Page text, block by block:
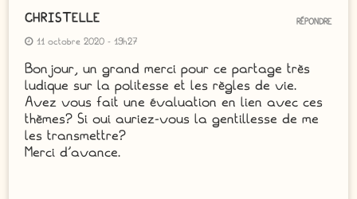
CHRISTELLE
11 octobre 2020 - 19h27
Bonjour, un grand merci pour ce partage très
ludique sur la politesse et les règles de vie.
Avez vous fait une évaluation en lien avec ces
thèmes? Si oui auriez-vous la gentillesse de me
les transmettre?
Merci d’avance.
RÉPONDRE